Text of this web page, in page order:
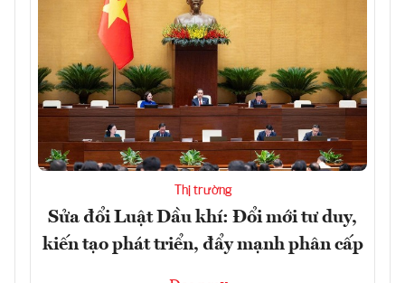
Thị trường
Sửa đổi Luật Dầu khí: Đổi mới tư duy,
kiến tạo phát triển, đẩy mạnh phân cấp